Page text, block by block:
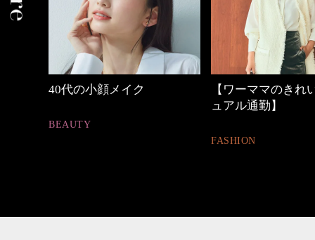
【ワーママのきれいめカジ
心地よくいられる
とは
FASHION